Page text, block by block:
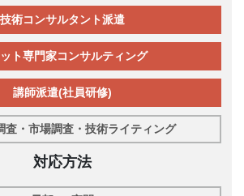
技術コンサルタント派遣
ト専門家コンサルティング
講師派遣(社員研修)
査・市場調査・技術ライティング
対応方法